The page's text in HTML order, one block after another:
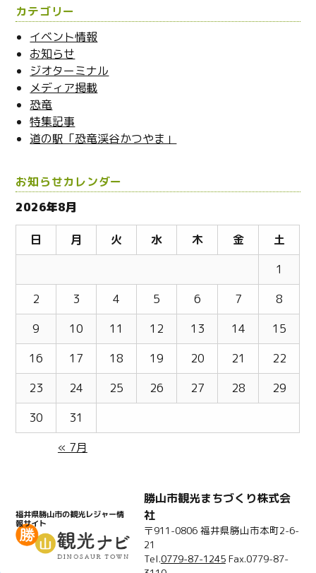
イ
ブ
カテゴリー
イベント情報
お知らせ
ジオターミナル
メディア掲載
恐竜
特集記事
道の駅「恐竜渓谷かつやま」
お知らせカレンダー
2026年8月
日 月 火 水 木 金
土
1
2
3 4 5 6 7
8
9
10 11 12 13 14
15
16
17 18 19 20 21
22
23
24 25 26 27 28
29
30
31
« 7月
福井県勝山市の観光レジャー情
報サイト
勝山市観光まちづくり株式会
社
〒911-0806 福井県勝山市本町2-6-
21
Tel.0779-87-1245Fax.0779-87-